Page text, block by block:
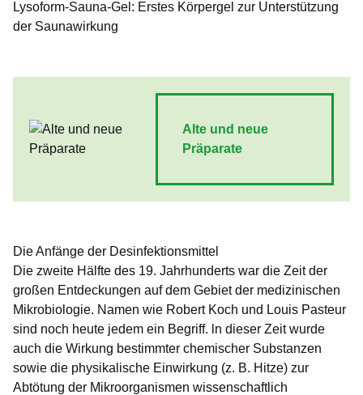
Lysoform-Sauna-Gel: Erstes Körpergel zur Unterstützung
der Saunawirkung
Alte und neue
Präparate
Die Anfänge der Desinfektionsmittel
Die zweite Hälfte des 19. Jahrhunderts war die Zeit der
großen Entdeckungen auf dem Gebiet der medizinischen
Mikrobiologie. Namen wie Robert Koch und Louis Pasteur
sind noch heute jedem ein Begriff. ln dieser Zeit wurde
auch die Wirkung bestimmter chemischer Substanzen
sowie die physikalische Einwirkung (z. B. Hitze) zur
Abtötung der Mikroorganismen wissenschaftlich